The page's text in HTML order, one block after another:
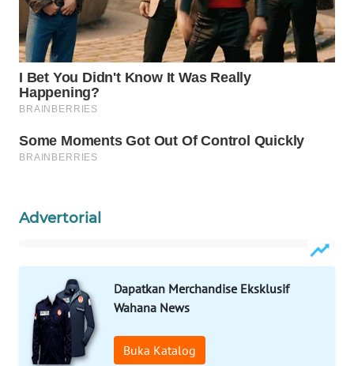
Advertorial
Dapatkan Merchandise Eksklusif
Wahana News
Buka Katalog
WAHANA
SELEB
WAHANA
PERSONA
OTOMOTIF
DESA
WISATA
LAPAK
WAHANA